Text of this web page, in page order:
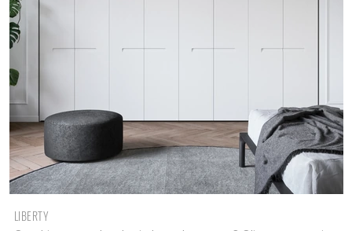
LIBERTY